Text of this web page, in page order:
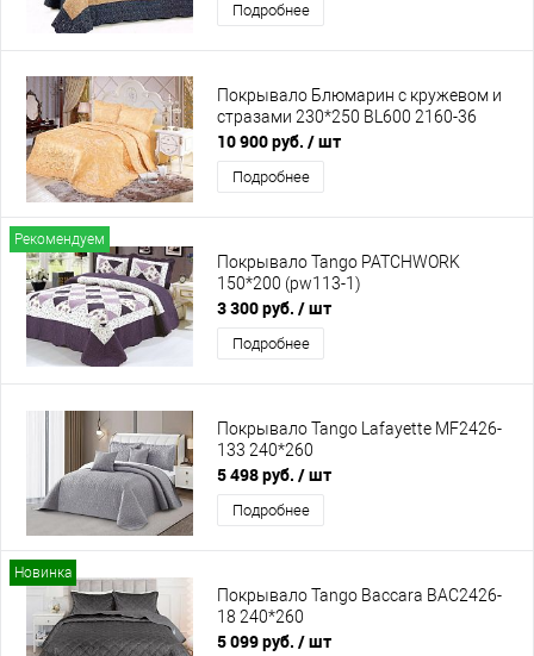
Подробнее
Покрывало Блюмарин с кружевом и
стразами 230*250 BL600 2160-36
10 900 руб. / шт
Подробнее
Рекомендуем
Покрывало Tango PATCHWORK
150*200 (pw113-1)
3 300 руб. / шт
Подробнее
Покрывало Tango Lafayette MF2426-
133 240*260
5 498 руб. / шт
Подробнее
Новинка
Покрывало Tango Baccara BAC2426-
18 240*260
5 099 руб. / шт